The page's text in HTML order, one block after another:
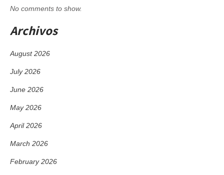
No comments to show.
Archivos
August 2026
July 2026
June 2026
May 2026
April 2026
March 2026
February 2026